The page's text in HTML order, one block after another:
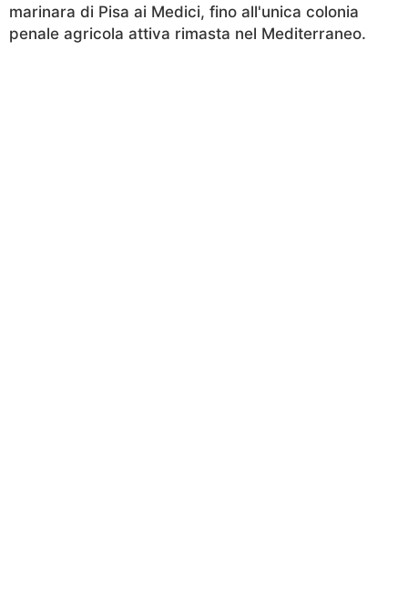
marinara di Pisa ai Medici, fino all'unica colonia
penale agricola attiva rimasta nel Mediterraneo.